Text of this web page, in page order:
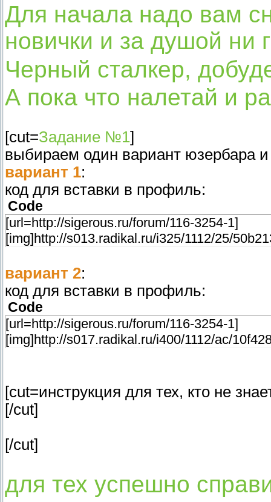
Для начала надо вам
новички и за душой ни
Черный сталкер,
А пока что налетай и
[cut=Задание №1]
выбираем один вариант юзербара
вариант 1:
код для вставки в профиль:
Code
[url=http://sigerous.ru/forum/116-3254-1]
[img]http://s013.radikal.ru/i325/1112/25/
вариант 2:
код для вставки в профиль:
Code
[url=http://sigerous.ru/forum/116-3254-1]
[img]http://s017.radikal.ru/i400/1112/ac/
[cut=инструкция для тех, кто не
[/cut]
[/cut]
для тех успешно